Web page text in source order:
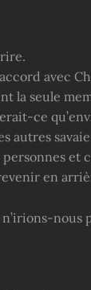
avec
la seule
ce
autres
et
en
nous